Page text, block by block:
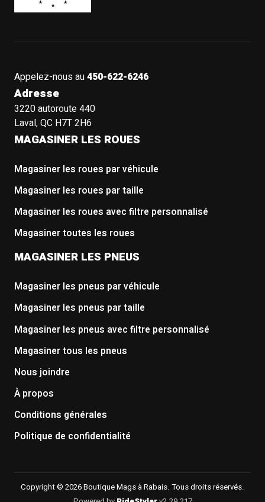
Appelez-nous au450-622-6246
Adresse
3220 autoroute 440
Laval, QC H7T 2H6
MAGASINER LES ROUES
Magasiner les roues par véhicule
Magasiner les roues par taille
Magasiner les roues avec filtre personnalisé
Magasiner toutes les roues
MAGASINER LES PNEUS
Magasiner les pneus par véhicule
Magasiner les pneus par taille
Magasiner les pneus avec filtre personnalisé
Magasiner tous les pneus
Nous joindre
À propos
Conditions générales
Politique de confidentialité
Copyright © 2026 Boutique Mags à Rabais. Tous droits réservés.